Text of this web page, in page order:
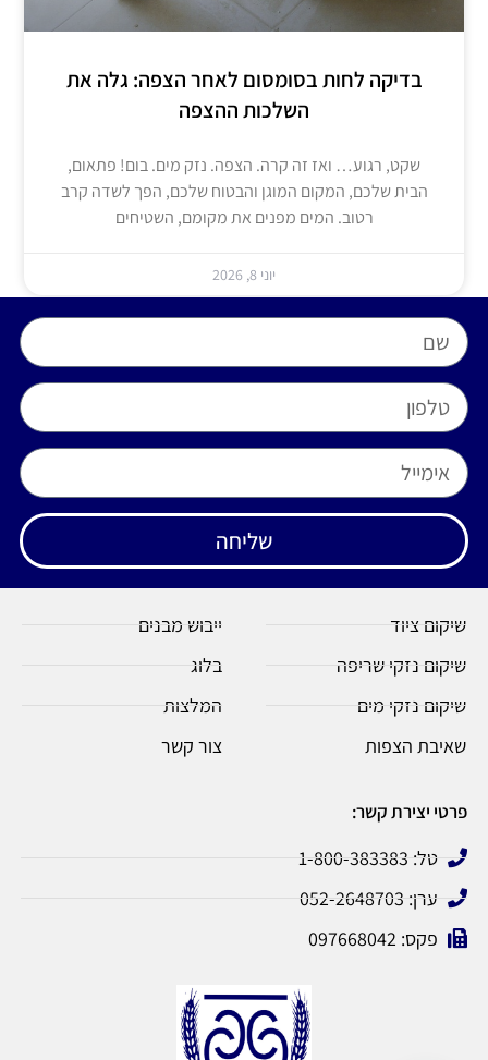
בדיקה לחות בסומסום לאחר הצפה: גלה את
השלכות ההצפה
שקט, רגוע… ואז זה קרה. הצפה. נזק מים. בום! פתאום,
הבית שלכם, המקום המוגן והבטוח שלכם, הפך לשדה קרב
רטוב. המים מפנים את מקומם, השטיחים
יוני 8, 2026
שליחה
שיקום ציוד
שיקום נזקי שריפה
שיקום נזקי מים
שאיבת הצפות
ייבוש מבנים
בלוג
המלצות
צור קשר
פרטי יצירת קשר:
טל: 1-800-383383
ערן: 052-2648703
פקס: 097668042